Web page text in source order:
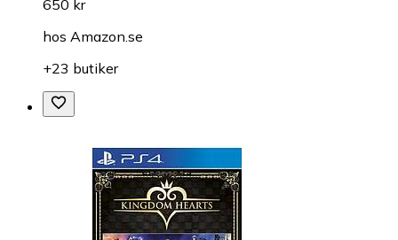
650 kr
hos Amazon.se
+23 butiker